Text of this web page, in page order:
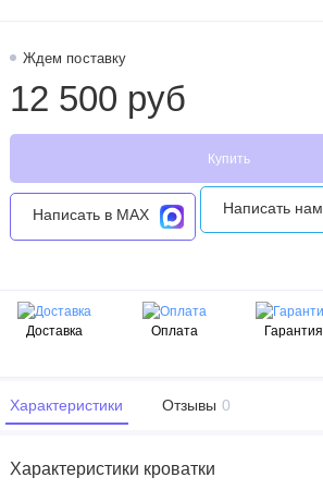
Ждем поставку
12 500 руб
Купить
Написать в MAX Написать нам
Доставка Оплата
Гарантия
Характеристики Отзывы 0
Характеристики кроватки